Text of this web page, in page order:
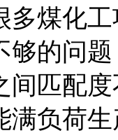
多煤化
够的问
间匹配
满负荷